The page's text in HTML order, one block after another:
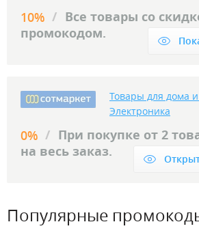
10% / Все товары со
промокодом.
Товары для дома
Электроника
0% / При покупке от 2
на весь заказ.
Популярные